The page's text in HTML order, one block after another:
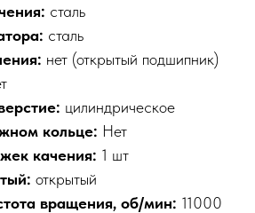
сталь
сталь
нет (открытый подшипник)
цилиндрическое
кольце: Нет
качения: 1 шт
открытый
вращения, об/мин: 11000